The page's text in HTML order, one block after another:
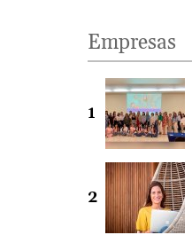
Empresas